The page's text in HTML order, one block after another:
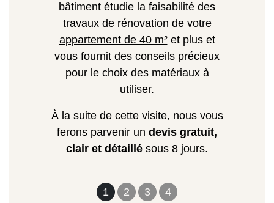
1 2 3 4
bâtiment étudie la faisabilité des
travaux de rénovation de votre
appartement de 40 m²et plus et
vous fournit des conseils précieux
pour le choix des matériaux à
utiliser.
À la suite de cette visite, nous vous
ferons parvenir un devis gratuit,
clair et détaillé sous 8 jours.